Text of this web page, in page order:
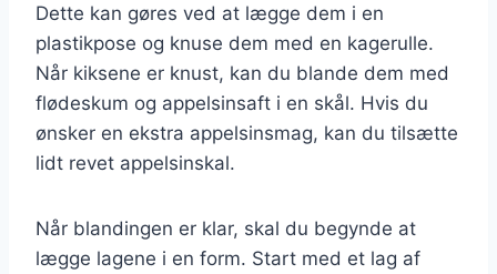
Dette kan gøres ved at lægge dem i en
plastikpose og knuse dem med en kagerulle.
Når kiksene er knust, kan du blande dem med
flødeskum og appelsinsaft i en skål. Hvis du
ønsker en ekstra appelsinsmag, kan du tilsætte
lidt revet appelsinskal.
Når blandingen er klar, skal du begynde at
lægge lagene i en form. Start med et lag af